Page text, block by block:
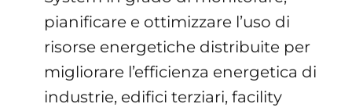
pianificare e ottimizzare l’uso di
risorse energetiche distribuite per
migliorare l’efficienza energetica di
industrie, edifici terziari, facility